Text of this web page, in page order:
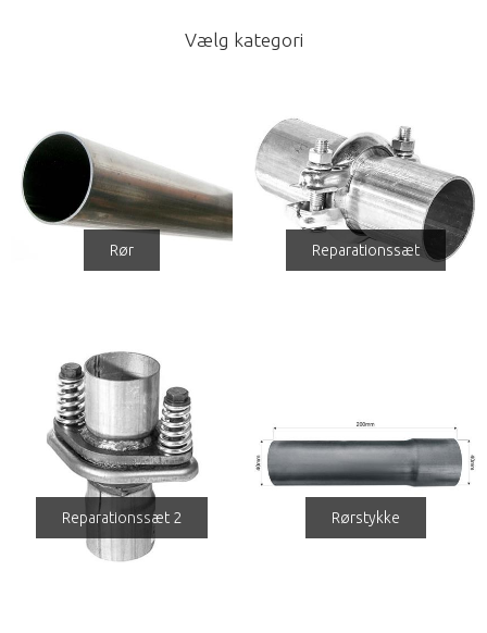
Vælg kategori
Rør Reparationssæt
Reparationssæt 2 Rørstykke